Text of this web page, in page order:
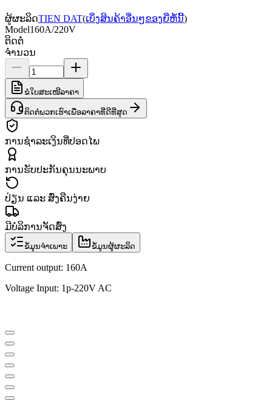
ຜູ້ຜະລິດTIEN DAT(ເບິ່ງສິນຄ້າອື່ນໆຂອງຍີ່ຫໍ້ນີ້)
Model160A/220V
ຕິດຕໍ່
ຈຳນວນ
ຂໍໃບສະເໜີລາຄາ
ຕິດຕໍ່ພວກເຮົາເພື່ອລາຄາທີ່ດີທີ່ສຸດ
ການຊຳລະເງິນທີ່ປອດໄພ
ການຮັບປະກັນຄຸນນະພາບ
ປ່ຽນ ແລະ ສົ່ງຄືນງ່າຍ
ມີບໍລິການຈັດສົ່ງ
ຂໍ້ມູນຈຳເພາະ ຂໍ້ມູນຜູ້ຜະລິດ
Current output: 160A
Voltage Input: 1p-220V AC